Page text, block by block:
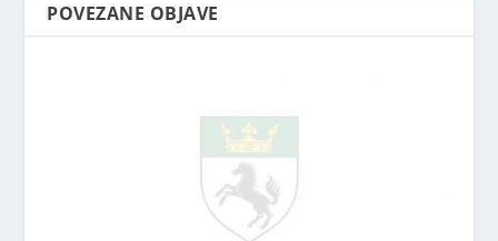
POVEZANE OBJAVE